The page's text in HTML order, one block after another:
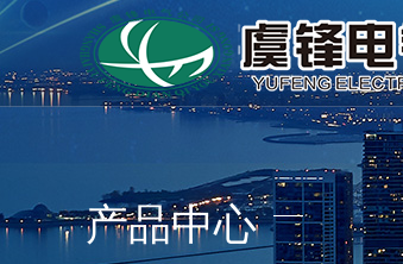
产品中心